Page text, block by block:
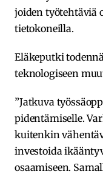
joiden työtehtäviä
tietokoneilla.
Eläkeputki
teknologiseen
”Jatkuva
pidentämiselle.
kuitenkin
investoida
osaamiseen.